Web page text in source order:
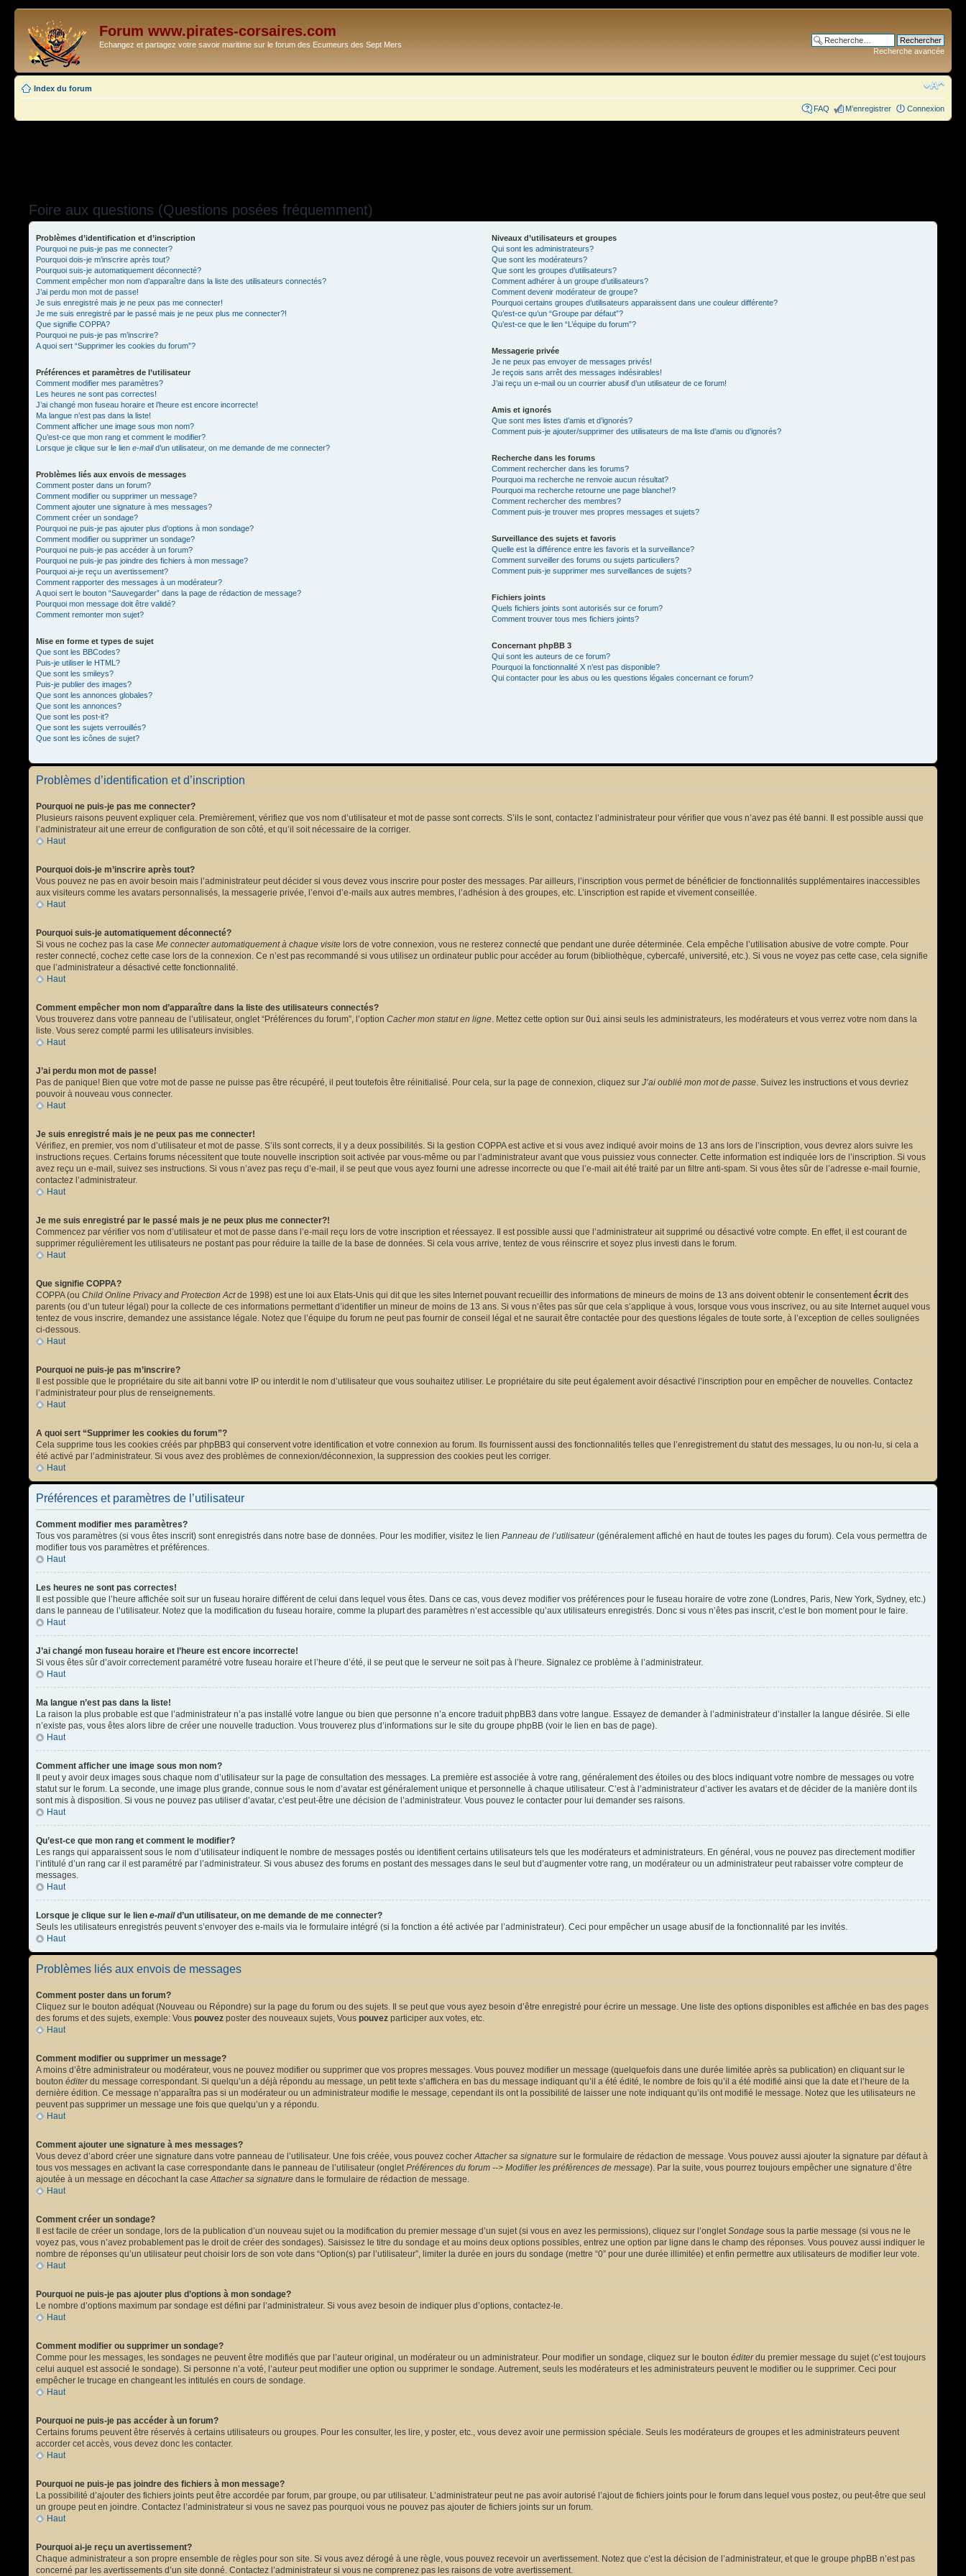
Forum www.pirates-corsaires.com
Echangez et partagez votre savoir maritime sur le forum des Ecumeurs des Sept Mers
Recherche avancée
Index du forum
FAQ M’enregistrer Connexion
Foire aux questions (Questions posées fréquemment)
Problèmes d’identification et d’inscription
Pourquoi ne puis-je pas me connecter?
Pourquoi dois-je m’inscrire après tout?
Pourquoi suis-je automatiquement déconnecté?
Comment empêcher mon nom d’apparaître dans la liste des utilisateurs connectés?
J’ai perdu mon mot de passe!
Je suis enregistré mais je ne peux pas me connecter!
Je me suis enregistré par le passé mais je ne peux plus me connecter?!
Que signifie COPPA?
Pourquoi ne puis-je pas m’inscrire?
A quoi sert “Supprimer les cookies du forum”?
Préférences et paramètres de l’utilisateur
Comment modifier mes paramètres?
Les heures ne sont pas correctes!
J’ai changé mon fuseau horaire et l’heure est encore incorrecte!
Ma langue n’est pas dans la liste!
Comment afficher une image sous mon nom?
Qu’est-ce que mon rang et comment le modifier?
Lorsque je clique sur le lien e-maild’un utilisateur, on me demande de me connecter?
Problèmes liés aux envois de messages
Comment poster dans un forum?
Comment modifier ou supprimer un message?
Comment ajouter une signature à mes messages?
Comment créer un sondage?
Pourquoi ne puis-je pas ajouter plus d’options à mon sondage?
Comment modifier ou supprimer un sondage?
Pourquoi ne puis-je pas accéder à un forum?
Pourquoi ne puis-je pas joindre des fichiers à mon message?
Pourquoi ai-je reçu un avertissement?
Comment rapporter des messages à un modérateur?
A quoi sert le bouton “Sauvegarder” dans la page de rédaction de message?
Pourquoi mon message doit être validé?
Comment remonter mon sujet?
Mise en forme et types de sujet
Que sont les BBCodes?
Puis-je utiliser le HTML?
Que sont les smileys?
Puis-je publier des images?
Que sont les annonces globales?
Que sont les annonces?
Que sont les post-it?
Que sont les sujets verrouillés?
Que sont les icônes de sujet?
Niveaux d’utilisateurs et groupes
Qui sont les administrateurs?
Que sont les modérateurs?
Que sont les groupes d’utilisateurs?
Comment adhérer à un groupe d’utilisateurs?
Comment devenir modérateur de groupe?
Pourquoi certains groupes d’utilisateurs apparaissent dans une couleur différente?
Qu’est-ce qu’un “Groupe par défaut”?
Qu’est-ce que le lien “L’équipe du forum”?
Messagerie privée
Je ne peux pas envoyer de messages privés!
Je reçois sans arrêt des messages indésirables!
J’ai reçu un e-mail ou un courrier abusif d’un utilisateur de ce forum!
Amis et ignorés
Que sont mes listes d’amis et d’ignorés?
Comment puis-je ajouter/supprimer des utilisateurs de ma liste d’amis ou d’ignorés?
Recherche dans les forums
Comment rechercher dans les forums?
Pourquoi ma recherche ne renvoie aucun résultat?
Pourquoi ma recherche retourne une page blanche!?
Comment rechercher des membres?
Comment puis-je trouver mes propres messages et sujets?
Surveillance des sujets et favoris
Quelle est la différence entre les favoris et la surveillance?
Comment surveiller des forums ou sujets particuliers?
Comment puis-je supprimer mes surveillances de sujets?
Fichiers joints
Quels fichiers joints sont autorisés sur ce forum?
Comment trouver tous mes fichiers joints?
Concernant phpBB 3
Qui sont les auteurs de ce forum?
Pourquoi la fonctionnalité X n’est pas disponible?
Qui contacter pour les abus ou les questions légales concernant ce forum?
Problèmes d’identification et d’inscription
Pourquoi ne puis-je pas me connecter?
Plusieurs raisons peuvent expliquer cela. Premièrement, vérifiez que vos nom d’utilisateur et mot de passe sont corrects. S’ils le sont, contactez l’administrateur pour vérifier que vous n’avez pas été banni. Il est possible aussi que
l’administrateur ait une erreur de configuration de son côté, et qu’il soit nécessaire de la corriger.
Haut
Pourquoi dois-je m’inscrire après tout?
Vous pouvez ne pas en avoir besoin mais l’administrateur peut décider si vous devez vous inscrire pour poster des messages. Par ailleurs, l’inscription vous permet de bénéficier de fonctionnalités supplémentaires inaccessibles
aux visiteurs comme les avatars personnalisés, la messagerie privée, l’envoi d’e-mails aux autres membres, l’adhésion à des groupes, etc. L’inscription est rapide et vivement conseillée.
Haut
Pourquoi suis-je automatiquement déconnecté?
Si vous ne cochez pas la case Me connecter automatiquement à chaque visite lors de votre connexion, vous ne resterez connecté que pendant une durée déterminée. Cela empêche l’utilisation abusive de votre compte. Pour
rester connecté, cochez cette case lors de la connexion. Ce n’est pas recommandé si vous utilisez un ordinateur public pour accéder au forum (bibliothèque, cybercafé, université, etc.). Si vous ne voyez pas cette case, cela signifie
que l’administrateur a désactivé cette fonctionnalité.
Haut
Comment empêcher mon nom d’apparaître dans la liste des utilisateurs connectés?
Vous trouverez dans votre panneau de l’utilisateur, onglet “Préférences du forum”, l’option Cacher mon statut en ligne. Mettez cette option sur Oui ainsi seuls les administrateurs, les modérateurs et vous verrez votre nom dans la
liste. Vous serez compté parmi les utilisateurs invisibles.
Haut
J’ai perdu mon mot de passe!
Pas de panique! Bien que votre mot de passe ne puisse pas être récupéré, il peut toutefois être réinitialisé. Pour cela, sur la page de connexion, cliquez sur J’ai oublié mon mot de passe. Suivez les instructions et vous devriez
pouvoir à nouveau vous connecter.
Haut
Je suis enregistré mais je ne peux pas me connecter!
Vérifiez, en premier, vos nom d’utilisateur et mot de passe. S’ils sont corrects, il y a deux possibilités. Si la gestion COPPA est active et si vous avez indiqué avoir moins de 13 ans lors de l’inscription, vous devrez alors suivre les
instructions reçues. Certains forums nécessitent que toute nouvelle inscription soit activée par vous-même ou par l’administrateur avant que vous puissiez vous connecter. Cette information est indiquée lors de l’inscription. Si vous
avez reçu un e-mail, suivez ses instructions. Si vous n’avez pas reçu d’e-mail, il se peut que vous ayez fourni une adresse incorrecte ou que l’e-mail ait été traité par un filtre anti-spam. Si vous êtes sûr de l’adresse e-mail fournie,
contactez l’administrateur.
Haut
Je me suis enregistré par le passé mais je ne peux plus me connecter?!
Commencez par vérifier vos nom d’utilisateur et mot de passe dans l’e-mail reçu lors de votre inscription et réessayez. Il est possible aussi que l’administrateur ait supprimé ou désactivé votre compte. En effet, il est courant de
supprimer régulièrement les utilisateurs ne postant pas pour réduire la taille de la base de données. Si cela vous arrive, tentez de vous réinscrire et soyez plus investi dans le forum.
Haut
Que signifie COPPA?
COPPA (ou Child Online Privacy and Protection Actde 1998) est une loi aux Etats-Unis qui dit que les sites Internet pouvant recueillir des informations de mineurs de moins de 13 ans doivent obtenir le consentementécrit des
parents (ou d’un tuteur légal) pour la collecte de ces informations permettant d’identifier un mineur de moins de 13 ans. Si vous n’êtes pas sûr que cela s’applique à vous, lorsque vous vous inscrivez, ou au site Internet auquel vous
tentez de vous inscrire, demandez une assistance légale. Notez que l’équipe du forum ne peut pas fournir de conseil légal et ne saurait être contactée pour des questions légales de toute sorte, à l’exception de celles soulignées
ci-dessous.
Haut
Pourquoi ne puis-je pas m’inscrire?
Il est possible que le propriétaire du site ait banni votre IP ou interdit le nom d’utilisateur que vous souhaitez utiliser. Le propriétaire du site peut également avoir désactivé l’inscription pour en empêcher de nouvelles. Contactez
l’administrateur pour plus de renseignements.
Haut
A quoi sert “Supprimer les cookies du forum”?
Cela supprime tous les cookies créés par phpBB3 qui conservent votre identification et votre connexion au forum. Ils fournissent aussi des fonctionnalités telles que l’enregistrement du statut des messages, lu ou non-lu, si cela a
été activé par l’administrateur. Si vous avez des problèmes de connexion/déconnexion, la suppression des cookies peut les corriger.
Haut
Préférences et paramètres de l’utilisateur
Comment modifier mes paramètres?
Tous vos paramètres (si vous êtes inscrit) sont enregistrés dans notre base de données. Pour les modifier, visitez le lien Panneau de l’utilisateur(généralement affiché en haut de toutes les pages du forum). Cela vous permettra de
modifier tous vos paramètres et préférences.
Haut
Les heures ne sont pas correctes!
Il est possible que l’heure affichée soit sur un fuseau horaire différent de celui dans lequel vous êtes. Dans ce cas, vous devez modifier vos préférences pour le fuseau horaire de votre zone (Londres, Paris, New York, Sydney, etc.)
dans le panneau de l’utilisateur. Notez que la modification du fuseau horaire, comme la plupart des paramètres n’est accessible qu’aux utilisateurs enregistrés. Donc si vous n’êtes pas inscrit, c’est le bon moment pour le faire.
Haut
J’ai changé mon fuseau horaire et l’heure est encore incorrecte!
Si vous êtes sûr d’avoir correctement paramétré votre fuseau horaire et l’heure d’été, il se peut que le serveur ne soit pas à l’heure. Signalez ce problème à l’administrateur.
Haut
Ma langue n’est pas dans la liste!
La raison la plus probable est que l’administrateur n’a pas installé votre langue ou bien que personne n’a encore traduit phpBB3 dans votre langue. Essayez de demander à l’administrateur d’installer la langue désirée. Si elle
n’existe pas, vous êtes alors libre de créer une nouvelle traduction. Vous trouverez plus d’informations sur le site du groupe phpBB (voir le lien en bas de page).
Haut
Comment afficher une image sous mon nom?
Il peut y avoir deux images sous chaque nom d’utilisateur sur la page de consultation des messages. La première est associée à votre rang, généralement des étoiles ou des blocs indiquant votre nombre de messages ou votre
statut sur le forum. La seconde, une image plus grande, connue sous le nom d’avatar est généralement unique et personnelle à chaque utilisateur. C’est à l’administrateur d’activer les avatars et de décider de la manière dont ils
sont mis à disposition. Si vous ne pouvez pas utiliser d’avatar, c’est peut-être une décision de l’administrateur. Vous pouvez le contacter pour lui demander ses raisons.
Haut
Qu’est-ce que mon rang et comment le modifier?
Les rangs qui apparaissent sous le nom d’utilisateur indiquent le nombre de messages postés ou identifient certains utilisateurs tels que les modérateurs et administrateurs. En général, vous ne pouvez pas directement modifier
l’intitulé d’un rang car il est paramétré par l’administrateur. Si vous abusez des forums en postant des messages dans le seul but d’augmenter votre rang, un modérateur ou un administrateur peut rabaisser votre compteur de
messages.
Haut
Lorsque je clique sur le lien e-maild’un utilisateur, on me demande de me connecter?
Seuls les utilisateurs enregistrés peuvent s’envoyer des e-mails via le formulaire intégré (si la fonction a été activée par l’administrateur). Ceci pour empêcher un usage abusif de la fonctionnalité par les invités.
Haut
Problèmes liés aux envois de messages
Comment poster dans un forum?
Cliquez sur le bouton adéquat (Nouveau ou Répondre) sur la page du forum ou des sujets. Il se peut que vous ayez besoin d’être enregistré pour écrire un message. Une liste des options disponibles est affichée en bas des pages
des forums et des sujets, exemple: Vous pouvez poster des nouveaux sujets, Vous pouvez participer aux votes, etc.
Haut
Comment modifier ou supprimer un message?
A moins d’être administrateur ou modérateur, vous ne pouvez modifier ou supprimer que vos propres messages. Vous pouvez modifier un message (quelquefois dans une durée limitée après sa publication) en cliquant sur le
bouton éditerdu message correspondant. Si quelqu’un a déjà répondu au message, un petit texte s’affichera en bas du message indiquant qu’il a été édité, le nombre de fois qu’il a été modifié ainsi que la date et l’heure de la
dernière édition. Ce message n’apparaîtra pas si un modérateur ou un administrateur modifie le message, cependant ils ont la possibilité de laisser une note indiquant qu’ils ont modifié le message. Notez que les utilisateurs ne
peuvent pas supprimer un message une fois que quelqu’un y a répondu.
Haut
Comment ajouter une signature à mes messages?
Vous devez d’abord créer une signature dans votre panneau de l’utilisateur. Une fois créée, vous pouvez cocherAttacher sa signature sur le formulaire de rédaction de message. Vous pouvez aussi ajouter la signature par défaut à
tous vos messages en activant la case correspondante dans le panneau de l’utilisateur (ongletPréférences du forum --> Modifier les préférences de message). Par la suite, vous pourrez toujours empêcher une signature d’être
ajoutée à un message en décochant la caseAttacher sa signature dans le formulaire de rédaction de message.
Haut
Comment créer un sondage?
Il est facile de créer un sondage, lors de la publication d’un nouveau sujet ou la modification du premier message d’un sujet (si vous en avez les permissions), cliquez sur l’ongletSondage sous la partie message (si vous ne le
voyez pas, vous n’avez probablement pas le droit de créer des sondages). Saisissez le titre du sondage et au moins deux options possibles, entrez une option par ligne dans le champ des réponses. Vous pouvez aussi indiquer le
nombre de réponses qu’un utilisateur peut choisir lors de son vote dans “Option(s) par l’utilisateur”, limiter la durée en jours du sondage (mettre “0” pour une durée illimitée) et enfin permettre aux utilisateurs de modifier leur vote.
Haut
Pourquoi ne puis-je pas ajouter plus d’options à mon sondage?
Le nombre d’options maximum par sondage est défini par l’administrateur. Si vous avez besoin de indiquer plus d’options, contactez-le.
Haut
Comment modifier ou supprimer un sondage?
Comme pour les messages, les sondages ne peuvent être modifiés que par l’auteur original, un modérateur ou un administrateur. Pour modifier un sondage, cliquez sur le bouton éditerdu premier message du sujet (c’est toujours
celui auquel est associé le sondage). Si personne n’a voté, l’auteur peut modifier une option ou supprimer le sondage. Autrement, seuls les modérateurs et les administrateurs peuvent le modifier ou le supprimer. Ceci pour
empêcher le trucage en changeant les intitulés en cours de sondage.
Haut
Pourquoi ne puis-je pas accéder à un forum?
Certains forums peuvent être réservés à certains utilisateurs ou groupes. Pour les consulter, les lire, y poster, etc., vous devez avoir une permission spéciale. Seuls les modérateurs de groupes et les administrateurs peuvent
accorder cet accès, vous devez donc les contacter.
Haut
Pourquoi ne puis-je pas joindre des fichiers à mon message?
La possibilité d’ajouter des fichiers joints peut être accordée par forum, par groupe, ou par utilisateur. L’administrateur peut ne pas avoir autorisé l’ajout de fichiers joints pour le forum dans lequel vous postez, ou peut-être que seul
un groupe peut en joindre. Contactez l’administrateur si vous ne savez pas pourquoi vous ne pouvez pas ajouter de fichiers joints sur un forum.
Haut
Pourquoi ai-je reçu un avertissement?
Chaque administrateur a son propre ensemble de règles pour son site. Si vous avez dérogé à une règle, vous pouvez recevoir un avertissement. Notez que c’est la décision de l’administrateur, et que le groupe phpBB n’est pas
concerné par les avertissements d’un site donné. Contactez l’administrateur si vous ne comprenez pas les raisons de votre avertissement.